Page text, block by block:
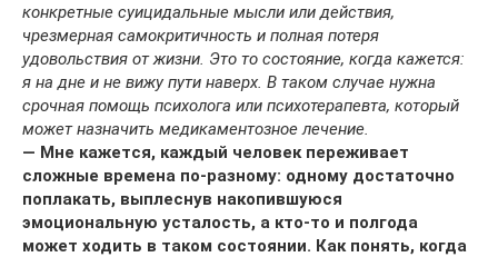
конкретные суицидальные мысли или действия,
чрезмерная самокритичность и полная потеря
удовольствия от жизни. Это то состояние, когда кажется:
я на дне и не вижу пути наверх. В таком случае нужна
срочная помощь психолога или психотерапевта, который
может назначить медикаментозное лечение.
— Мне кажется, каждый человек переживает
сложные времена по‑разному: одному достаточно
поплакать, выплеснув накопившуюся
эмоциональную усталость, а кто‑то и полгода
может ходить в таком состоянии. Как понять, когда